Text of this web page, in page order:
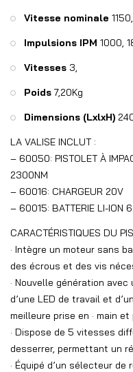
Vitesse nominale
Impulsions IPM 1000,
Vitesses 3,
Poids 7,20Kg
Dimensions (LxlxH)
LA VALISE INCLUT :
– 60050: PISTOLET À
2300NM
– 60016: CHARGEUR 20V
– 60015: BATTERIE LI-ION
CARACTÉRISTIQUES DU
· Intègre un moteur sans
des écrous et des vis
· Nouvelle génération
d’une LED de travail et
meilleure prise en · main et
· Dispose de 5 vitesses
desserrer, permettant un
· Équipé d’un sélecteur